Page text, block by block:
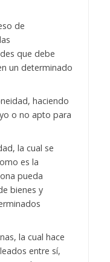
de
que debe
un determinado
haciendo
o no apto para
la cual se
es la
pueda
bienes y
la cual hace
entre sí,